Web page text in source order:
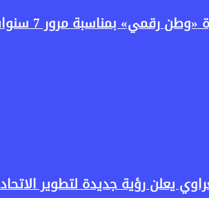
مرور 7 سنوات على انطلاق البرنامج
يعلن رؤية جديدة لتطوير